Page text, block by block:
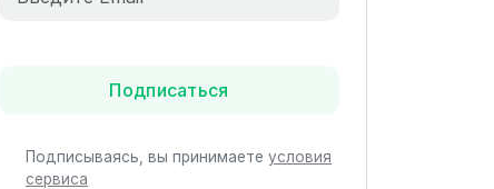
Подписаться
Подписываясь, вы принимаете условия
сервиса